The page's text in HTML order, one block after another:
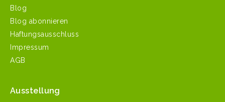
Blog
Blog abonnieren
Haftungsausschluss
Impressum
AGB
Ausstellung